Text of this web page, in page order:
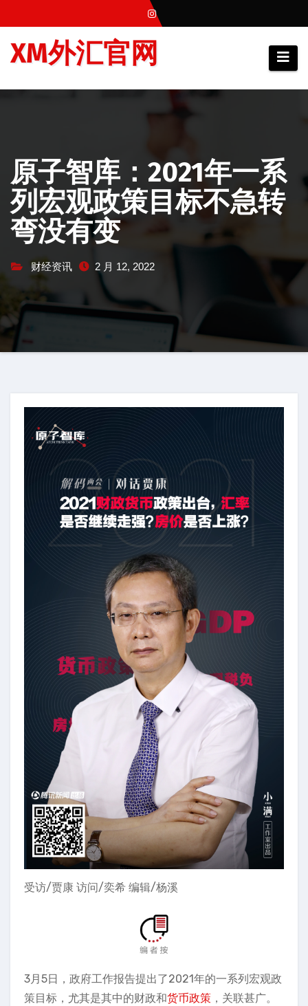
至
XM外汇官网
原子智库：2021年一系
列宏观政策目标不急转
弯没有变
财经资讯 2 月 12, 2022
受访/贾康 访问/奕希 编辑/杨溪
3月5日，政府工作报告提出了2021年的一系列宏观政
策目标，尤其是其中的财政和货币政策 ，关联甚广。